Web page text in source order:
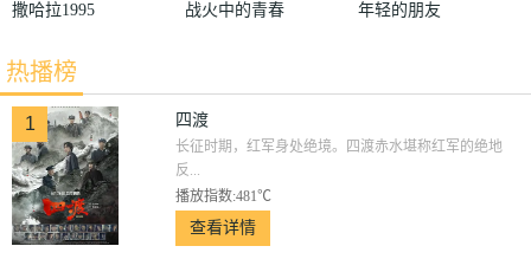
撒哈拉1995 战火中的青春 年轻的朋友
热播榜
1 四渡
长征时期，红军身处绝境。四渡赤水堪称红军的绝地
反...
播放指数:481℃
查看详情